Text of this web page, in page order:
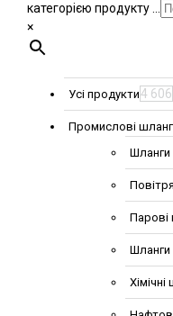
категорією продукту ...
×
Усі продукти4 606
Промислові
Шланги
Парові
Шланги